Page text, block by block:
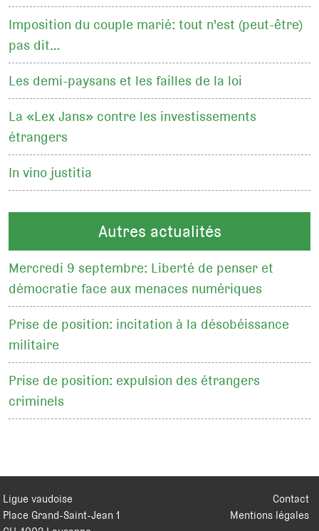
Imposition du couple marié: tout n'est (peut-être)
pas dit…
Les demi-paysans et les failles de la loi
La «Lex Jans» contre les investissements
étrangers
In vino justitia
Autres actualités
Mercredi 9 septembre: Liberté de penser et
démocratie face aux menaces numériques
Prise de position: incitation à la désobéissance
militaire
Prise de position: expulsion des étrangers
criminels
Contact
Mentions légales
Ligue vaudoise
Place Grand-Saint-Jean 1